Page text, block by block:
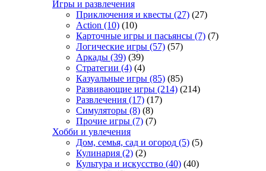
Игры и развлечения
Приключения и квесты (27) (27)
Action (10) (10)
Карточные игры и пасьянсы (7) (7)
Логические игры (57) (57)
Аркады (39) (39)
Стратегии (4) (4)
Казуальные игры (85) (85)
Развивающие игры (214) (214)
Развлечения (17) (17)
Симуляторы (8) (8)
Прочие игры (7) (7)
Хобби и увлечения
Дом, семья, сад и огород (5) (5)
Кулинария (2) (2)
Культура и искусство (40) (40)